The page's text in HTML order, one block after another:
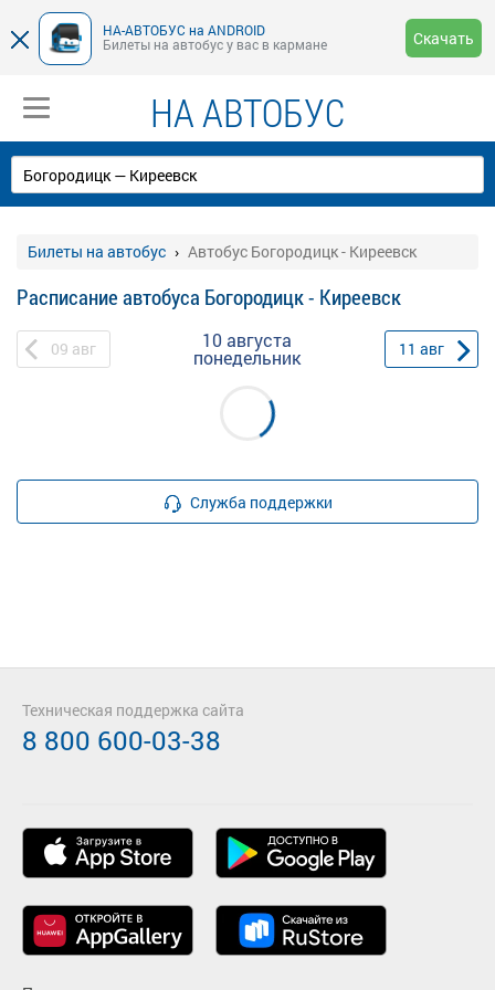
НА-АВТОБУС на ANDROID
Билеты на автобус у вас в кармане
Скачать
НА АВТОБУС
Билеты на автобус Автобус Богородицк - Киреевск
Расписание автобуса Богородицк - Киреевск
09 авг 10 августа
понедельник 11 авг
Служба поддержки
Техническая поддержка сайта
8 800 600-03-38